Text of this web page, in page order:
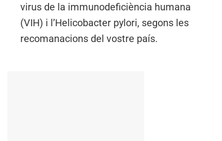
virus de la immunodeficiència humana
(VIH) i l’Helicobacter pylori, segons les
recomanacions del vostre país.